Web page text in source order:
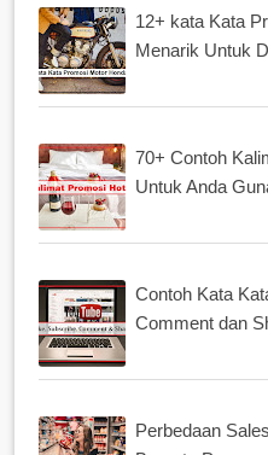
12+ kata Kata
Menarik Untuk
70+ Contoh
Untuk Anda
Contoh Kata
Comment dan
Perbedaan